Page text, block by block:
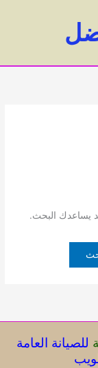
يساعدك البحث.
للصيانة العامة